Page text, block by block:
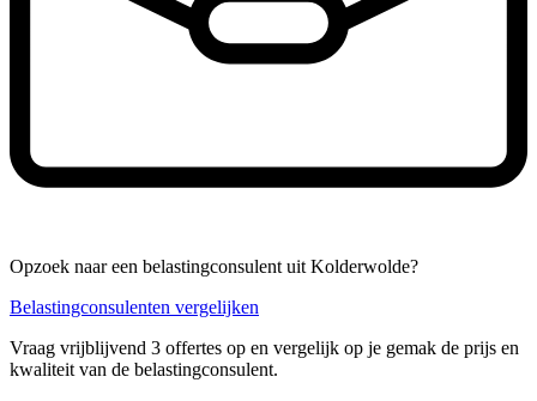
Opzoek naar een belastingconsulent uit Kolderwolde?
Belastingconsulenten vergelijken
Vraag vrijblijvend 3 offertes op en vergelijk op je gemak de prijs en
kwaliteit van de belastingconsulent.